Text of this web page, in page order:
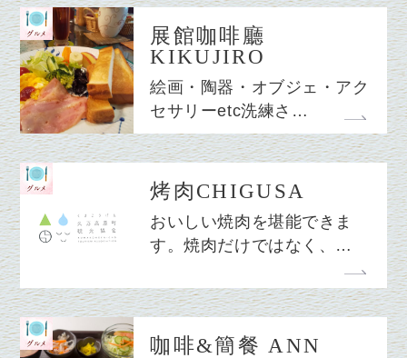
展館咖啡廳
KIKUJIRO
絵画・陶器・オブジェ・アク
セサリーetc洗練さ…
烤肉CHIGUSA
おいしい焼肉を堪能できま
す。焼肉だけではなく、…
咖啡&簡餐 ANN